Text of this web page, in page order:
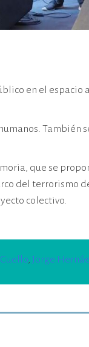
en el
que se
del terrorismo
colectivo.
, Jorge